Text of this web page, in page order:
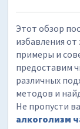
Этот обзор
избавления
примеры и
предоставим
различных
методов и
Не пропусти
алкоголизм